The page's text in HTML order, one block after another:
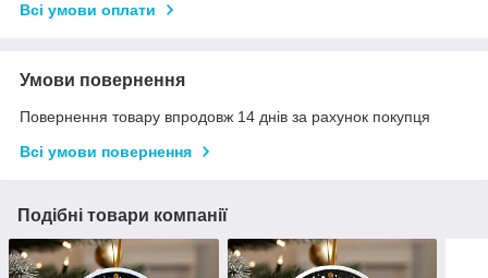
Всі умови оплати
Умови повернення
Повернення товару впродовж 14 днів за рахунок покупця
Всі умови повернення
Подібні товари компанії